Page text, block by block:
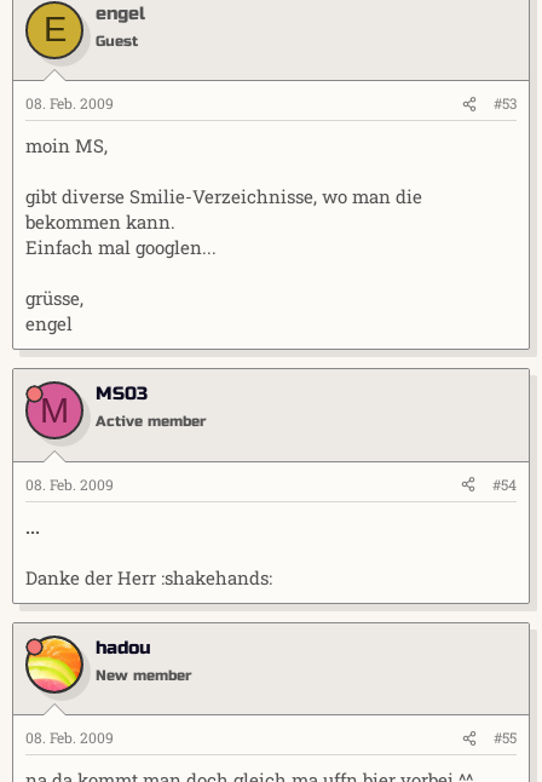
E engel
Guest
08. Feb. 2009 #53
moin MS,
gibt diverse Smilie-Verzeichnisse, wo man die
bekommen kann.
Einfach mal googlen...
grüsse,
engel
M MS03
Active member
08. Feb. 2009 #54
...
Danke der Herr :shakehands:
hadou
New member
08. Feb. 2009 #55